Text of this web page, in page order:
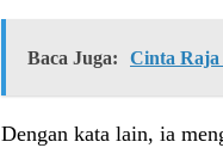
Baca Juga: Cinta
Dengan kata lain, ia